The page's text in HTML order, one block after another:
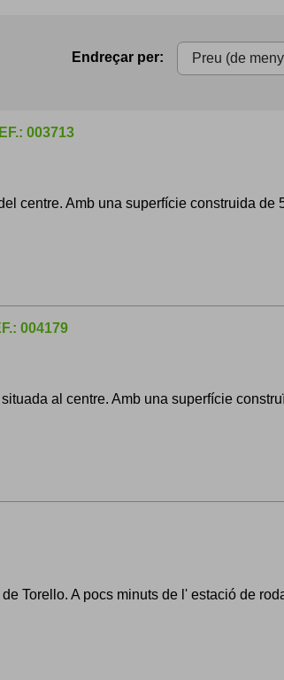
Endreçar per:
003713
centre. Amb una superfície construida de
004179
al centre. Amb una superfície
Torello. A pocs minuts de l' estació de